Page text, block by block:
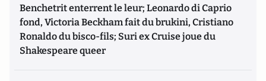
Benchetrit enterrent le leur; Leonardo di Caprio
fond, Victoria Beckham fait du brukini, Cristiano
Ronaldo du bisco-fils; Suri ex Cruise joue du
Shakespeare queer